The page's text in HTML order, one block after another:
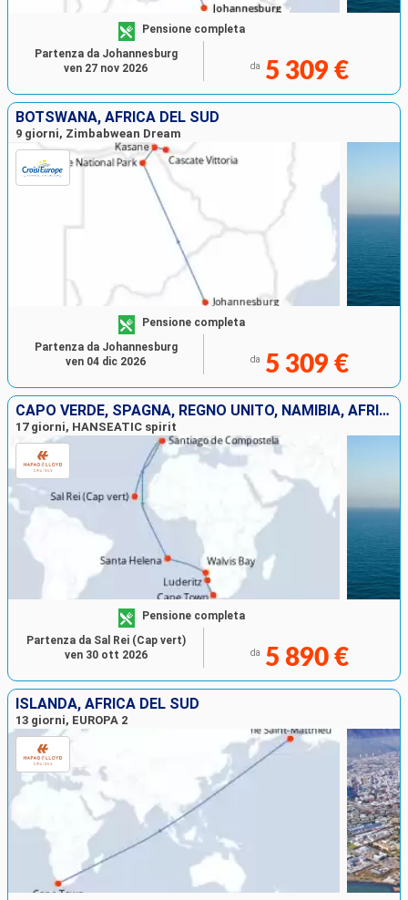
Pensione completa
da 5 309 €
Partenza da Johannesburg
ven 27 nov 2026
BOTSWANA, AFRICA DEL SUD
9 giorni, Zimbabwean Dream
Pensione completa
da 5 309 €
Partenza da Johannesburg
ven 04 dic 2026
CAPO VERDE, SPAGNA, REGNO UNITO, NAMIBIA, AFRICA DEL SUD
17 giorni, HANSEATIC spirit
Pensione completa
da 5 890 €
Partenza da Sal Rei (Cap vert)
ven 30 ott 2026
ISLANDA, AFRICA DEL SUD
13 giorni, EUROPA 2